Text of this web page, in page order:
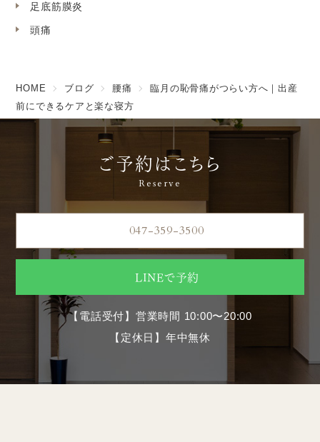
足底筋膜炎
頭痛
HOME ブログ 腰痛
臨月の恥骨痛がつらい方へ｜出産
前にできるケアと楽な寝方
ご予約はこちら
Reserve
047-359-3500
LINEで予約
【電話受付】営業時間 10:00〜20:00
【定休日】年中無休